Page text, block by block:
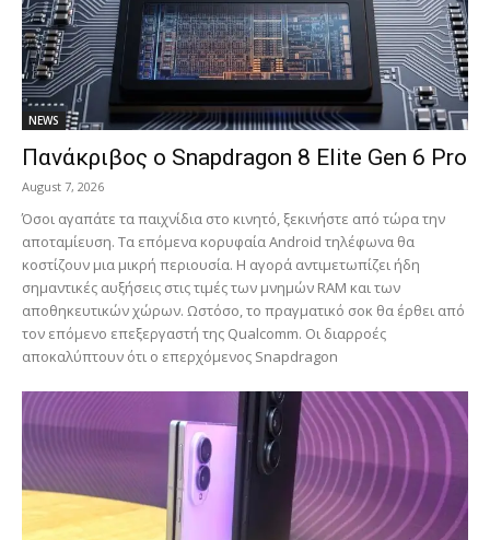
NEWS
Πανάκριβος ο Snapdragon 8 Elite Gen 6 Pro
August 7, 2026
Όσοι αγαπάτε τα παιχνίδια στο κινητό, ξεκινήστε από τώρα την
αποταμίευση. Τα επόμενα κορυφαία Android τηλέφωνα θα
κοστίζουν μια μικρή περιουσία. Η αγορά αντιμετωπίζει ήδη
σημαντικές αυξήσεις στις τιμές των μνημών RAM και των
αποθηκευτικών χώρων. Ωστόσο, το πραγματικό σοκ θα έρθει από
τον επόμενο επεξεργαστή της Qualcomm. Οι διαρροές
αποκαλύπτουν ότι ο επερχόμενος Snapdragon